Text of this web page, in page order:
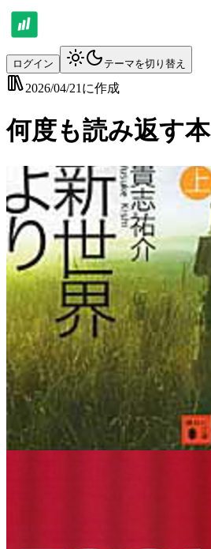
ログイン テーマを切り替え
2026/04/21 に作成
何度も読み返す本